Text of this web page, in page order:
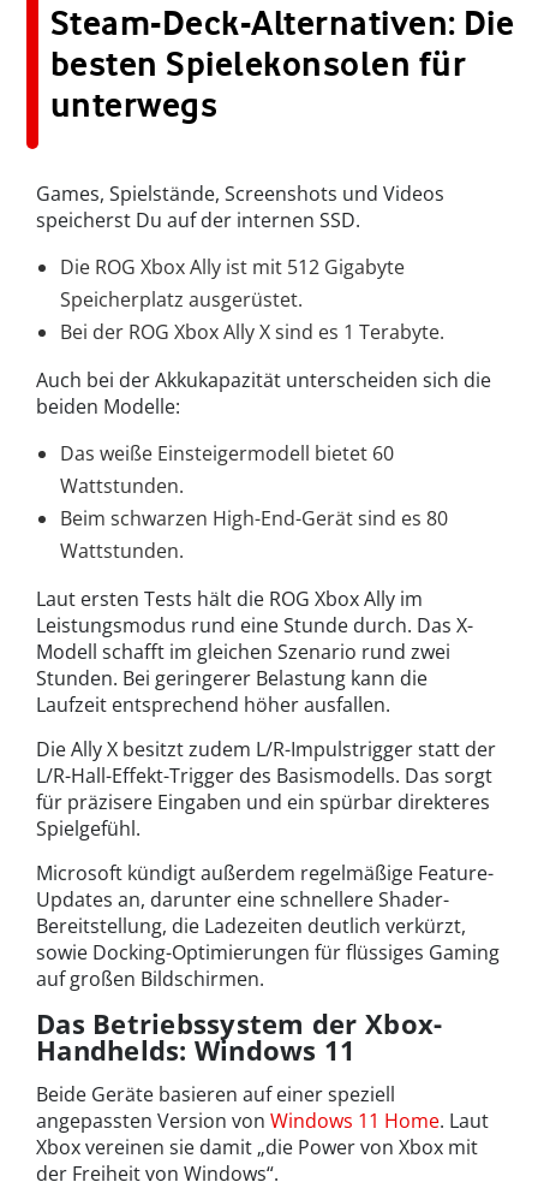
Steam-Deck-Alternativen: Die
besten Spielekonsolen für
unterwegs
Games, Spielstände, Screenshots und Videos
speicherst Du auf der internen SSD.
Die ROG Xbox Ally ist mit 512 Gigabyte
Speicherplatz ausgerüstet.
Bei der ROG Xbox Ally X sind es 1 Terabyte.
Auch bei der Akkukapazität unterscheiden sich die
beiden Modelle:
Das weiße Einsteigermodell bietet 60
Wattstunden.
Beim schwarzen High-End-Gerät sind es 80
Wattstunden.
Laut ersten Tests hält die ROG Xbox Ally im
Leistungsmodus rund eine Stunde durch. Das X-
Modell schafft im gleichen Szenario rund zwei
Stunden. Bei geringerer Belastung kann die
Laufzeit entsprechend höher ausfallen.
Die Ally X besitzt zudem L/R-Impulstrigger statt der
L/R-Hall-Effekt-Trigger des Basismodells. Das sorgt
für präzisere Eingaben und ein spürbar direkteres
Spielgefühl.
Microsoft kündigt außerdem regelmäßige Feature-
Updates an, darunter eine schnellere Shader-
Bereitstellung, die Ladezeiten deutlich verkürzt,
sowie Docking-Optimierungen für flüssiges Gaming
auf großen Bildschirmen.
Das Betriebssystem der Xbox-
Handhelds: Windows 11
Beide Geräte basieren auf einer speziell
angepassten Version von Windows 11 Home. Laut
Xbox vereinen sie damit „die Power von Xbox mit
der Freiheit von Windows“.